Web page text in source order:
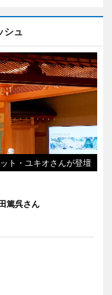
シュ
ト・ユキオさんが登壇
篤呉さん